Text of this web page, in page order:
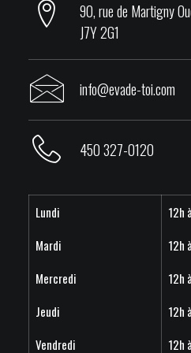
90, rue de Martigny
J7Y 2G1
info@evade-toi.com
450 327-0120
Lundi
12h
Mardi
12h
Mercredi
12h
Jeudi
12h
Vendredi
12h